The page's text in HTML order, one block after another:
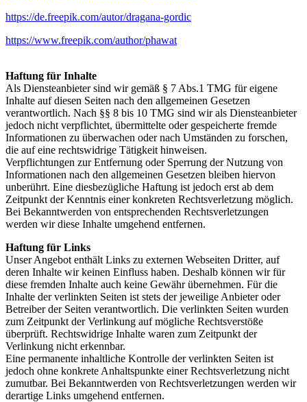
https://de.freepik.com/autor/dragana-gordic
https://www.freepik.com/author/phawat
Haftung für Inhalte
Als Diensteanbieter sind wir gemäß § 7 Abs.1 TMG für eigene
Inhalte auf diesen Seiten nach den allgemeinen Gesetzen
verantwortlich. Nach §§ 8 bis 10 TMG sind wir als Diensteanbieter
jedoch nicht verpflichtet, übermittelte oder gespeicherte fremde
Informationen zu überwachen oder nach Umständen zu forschen,
die auf eine rechtswidrige Tätigkeit hinweisen.
Verpflichtungen zur Entfernung oder Sperrung der Nutzung von
Informationen nach den allgemeinen Gesetzen bleiben hiervon
unberührt. Eine diesbezügliche Haftung ist jedoch erst ab dem
Zeitpunkt der Kenntnis einer konkreten Rechtsverletzung möglich.
Bei Bekanntwerden von entsprechenden Rechtsverletzungen
werden wir diese Inhalte umgehend entfernen.
Haftung für Links
Unser Angebot enthält Links zu externen Webseiten Dritter, auf
deren Inhalte wir keinen Einfluss haben. Deshalb können wir für
diese fremden Inhalte auch keine Gewähr übernehmen. Für die
Inhalte der verlinkten Seiten ist stets der jeweilige Anbieter oder
Betreiber der Seiten verantwortlich. Die verlinkten Seiten wurden
zum Zeitpunkt der Verlinkung auf mögliche Rechtsverstöße
überprüft. Rechtswidrige Inhalte waren zum Zeitpunkt der
Verlinkung nicht erkennbar.
Eine permanente inhaltliche Kontrolle der verlinkten Seiten ist
jedoch ohne konkrete Anhaltspunkte einer Rechtsverletzung nicht
zumutbar. Bei Bekanntwerden von Rechtsverletzungen werden wir
derartige Links umgehend entfernen.